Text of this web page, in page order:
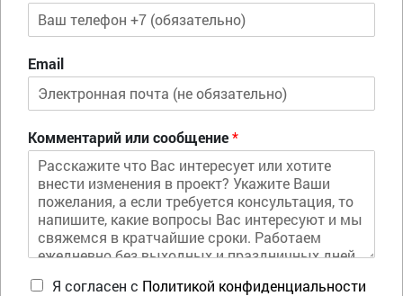
Email
Комментарий или сообщение*
Я согласен с Политикой конфиденциальности